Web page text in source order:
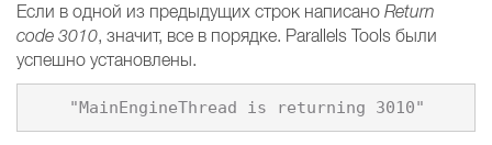
Если в одной из предыдущих строк написано Return
code 3010, значит, все в порядке. Parallels Tools были
успешно установлены.